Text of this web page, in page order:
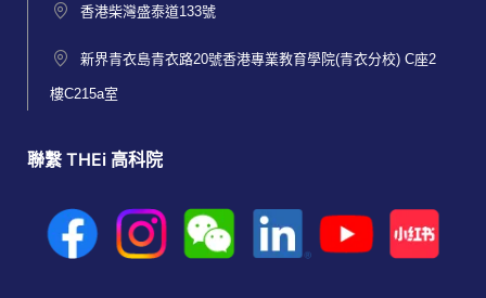
香港柴灣盛泰道133號
新界青衣島青衣路20號香港專業教育學院(青衣分校) C座2
樓C215a室
聯繫 THEi 高科院